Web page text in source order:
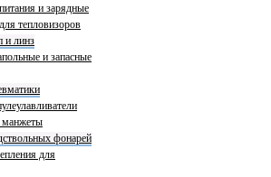
и зарядные
тепловизоров
и линз
и запасные
фонарей
для